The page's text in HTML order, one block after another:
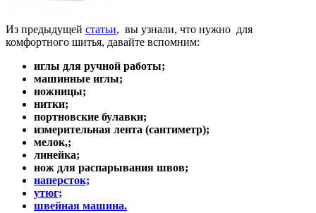
Из предыдущей статьи, вы узнали, что нужно для
комфортного шитья, давайте вспомним:
иглы для ручной работы;
машинные иглы;
ножницы;
нитки;
портновские булавки;
измерительная лента (сантиметр);
мелок,;
линейка;
нож для распарывания швов;
наперсток;
утюг;
швейная машина.